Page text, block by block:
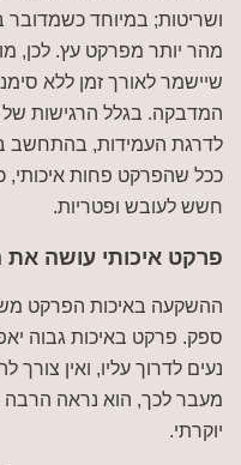
ושריטות; במיוחד
מהר יותר מפרקט עץ. לכן,
שיישמר לאורך זמן ללא
המדבקה. בגלל הרגישות של
לדרגת העמידות, בהתחשב
ככל שהפרקט פחות איכותי,
חשש לעובש ופטריות.
פרקט איכותי עושה
ההשקעה באיכות הפרקט
ספק. פרקט באיכות גבוה
נעים לדרוך עליו, ואין
מעבר לכך, הוא נראה הרבה
יוקרתי.